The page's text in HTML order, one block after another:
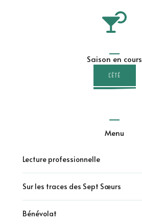
Saison en cours
L'ÉTÉ
Menu
Lecture professionnelle
Sur les traces des Sept Sœurs
Bénévolat